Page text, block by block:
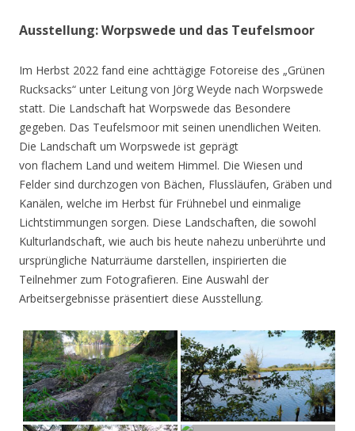
Ausstellung: Worpswede und das Teufelsmoor
Im Herbst 2022 fand eine achttägige Fotoreise des „Grünen
Rucksacks“ unter Leitung von Jörg Weyde nach Worpswede
statt. Die Landschaft hat Worpswede das Besondere
gegeben. Das Teufelsmoor mit seinen unendlichen Weiten.
Die Landschaft um Worpswede ist geprägt
von flachem Land und weitem Himmel. Die Wiesen und
Felder sind durchzogen von Bächen, Flussläufen, Gräben und
Kanälen, welche im Herbst für Frühnebel und einmalige
Lichtstimmungen sorgen. Diese Landschaften, die sowohl
Kulturlandschaft, wie auch bis heute nahezu unberührte und
ursprüngliche Naturräume darstellen, inspirierten die
Teilnehmer zum Fotografieren. Eine Auswahl der
Arbeitsergebnisse präsentiert diese Ausstellung.